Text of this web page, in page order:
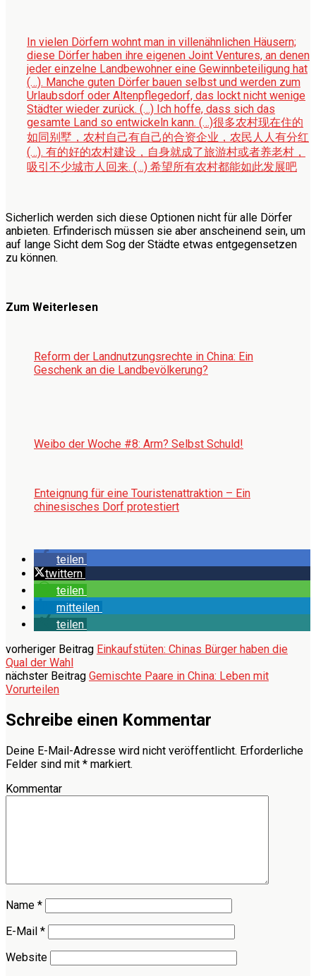
In vielen Dörfern wohnt man in villenähnlichen Häusern;
diese Dörfer haben ihre eigenen Joint Ventures, an denen
jeder einzelne Landbewohner eine Gewinnbeteiligung hat
(…). Manche guten Dörfer bauen selbst und werden zum
Urlaubsdorf oder Altenpflegedorf, das lockt nicht wenige
Städter wieder zurück. (…) Ich hoffe, dass sich das
gesamte Land so entwickeln kann. (…)很多农村现在住的
如同别墅，农村自己有自己的合资企业，农民人人有分红
(…). 有的好的农村建设，自身就成了旅游村或者养老村，
吸引不少城市人回来. (…) 希望所有农村都能如此发展吧
Sicherlich werden sich diese Optionen nicht für alle Dörfer
anbieten. Erfinderisch müssen sie aber anscheinend sein, um
auf lange Sicht dem Sog der Städte etwas entgegensetzen
zu können.
Zum Weiterlesen
Reform der Landnutzungsrechte in China: Ein
Geschenk an die Landbevölkerung?
Weibo der Woche #8: Arm? Selbst Schuld!
Enteignung für eine Touristenattraktion – Ein
chinesisches Dorf protestiert
teilen
twittern
teilen
mitteilen
teilen
vorheriger Beitrag Einkaufstüten: Chinas Bürger haben die
Qual der Wahl
nächster Beitrag Gemischte Paare in China: Leben mit
Vorurteilen
Schreibe einen Kommentar
Deine E-Mail-Adresse wird nicht veröffentlicht. Erforderliche
Felder sind mit * markiert.
Kommentar
Name *
E-Mail *
Website